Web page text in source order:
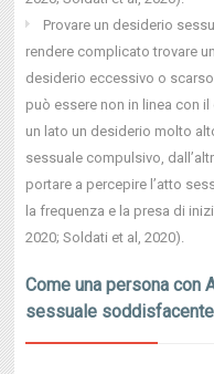
Provare un desiderio
rendere complicato trovare
desiderio eccessivo o
può essere non in linea con
un lato un desiderio molto
sessuale compulsivo,
portare a percepire l’atto
la frequenza e la presa di
2020; Soldati et al, 2020).
Come una persona con
sessuale